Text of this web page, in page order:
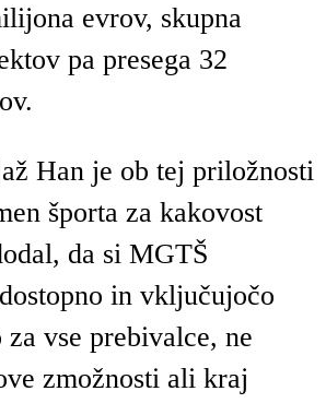
evrov, skupna
pa presega 32
Han je ob tej priložnosti
športa za kakovost
da si MGTŠ
in vključujočo
vse prebivalce, ne
zmožnosti ali kraj